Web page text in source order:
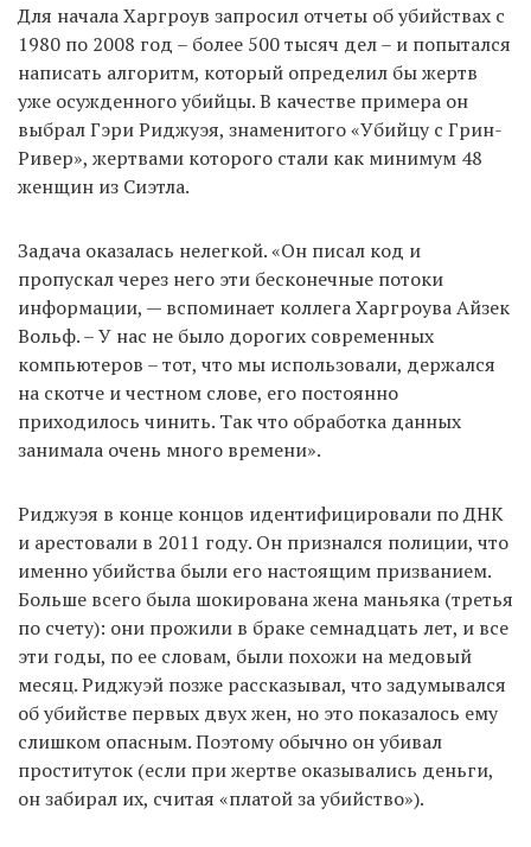
Для начала Харгроув запросил отчеты об убийствах с
1980 по 2008 год – более 500 тысяч дел – и попытался
написать алгоритм, который определил бы жертв
уже осужденного убийцы. В качестве примера он
выбрал Гэри Риджуэя, знаменитого «Убийцу с Грин-
Ривер», жертвами которого стали как минимум 48
женщин из Сиэтла.
Задача оказалась нелегкой. «Он писал код и
пропускал через него эти бесконечные потоки
информации, — вспоминает коллега Харгроува Айзек
Вольф. – У нас не было дорогих современных
компьютеров – тот, что мы использовали, держался
на скотче и честном слове, его постоянно
приходилось чинить. Так что обработка данных
занимала очень много времени».
Риджуэя в конце концов идентифицировали по ДНК
и арестовали в 2011 году. Он признался полиции, что
именно убийства были его настоящим призванием.
Больше всего была шокирована жена маньяка (третья
по счету): они прожили в браке семнадцать лет, и все
эти годы, по ее словам, были похожи на медовый
месяц. Риджуэй позже рассказывал, что задумывался
об убийстве первых двух жен, но это показалось ему
слишком опасным. Поэтому обычно он убивал
проституток (если при жертве оказывались деньги,
он забирал их, считая «платой за убийство»).